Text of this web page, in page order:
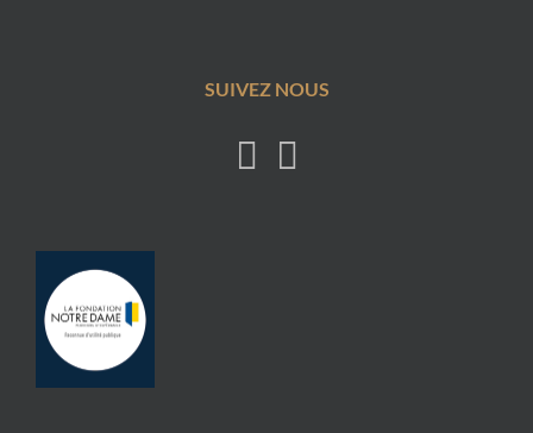
SUIVEZ NOUS